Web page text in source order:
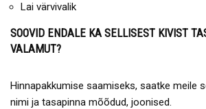
Lai värvivalik
SOOVID ENDALE KA SELLISEST KIVIST
VALAMUT?
Hinnapakkumise saamiseks, saatke meile
nimi ja tasapinna mõõdud, joonised.